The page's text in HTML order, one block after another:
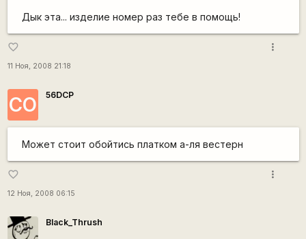
Дык эта... изделие номер раз тебе в помощь!
favorite_border
11 Ноя, 2008 21:18
more_vert
CO 56DCP
Может стоит обойтись платком а-ля вестерн
favorite_border
12 Ноя, 2008 06:15
more_vert
Black_Thrush